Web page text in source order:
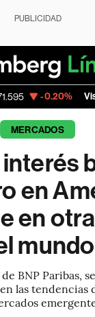
PUBLICIDAD
Visa 369.59
MERCADOS
interés
en
en
mundo
BNP Paribas,
las tendencias